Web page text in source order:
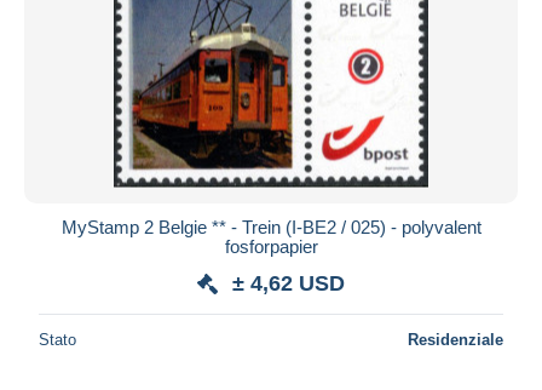
Aggiorna
MyStamp 2 Belgie ** - Trein (I-BE2 / 025) - polyvalent
fosforpapier
± 4,62 USD
Stato Residenziale